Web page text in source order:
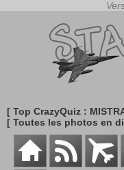
[ Top CrazyQuiz :
[ Toutes les photos en